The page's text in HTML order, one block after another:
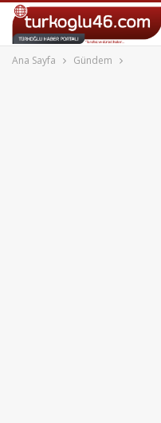
Ana Sayfa Gündem